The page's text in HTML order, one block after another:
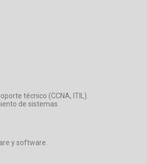
técnico (CCNA, ITIL).
de sistemas.
y software.